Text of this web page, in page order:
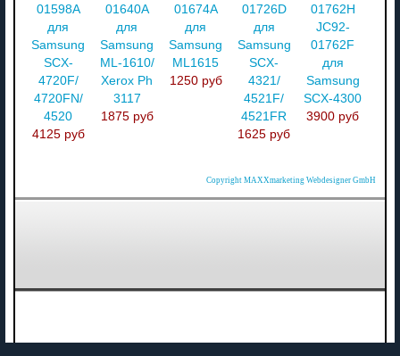
01598A
для
Samsung
SCX-
4720F/
4720FN/
4520
4125 руб
01640A
для
Samsung
ML-1610/
Xerox Ph
3117
1875 руб
01674A
для
Samsung
ML1615
1250 руб
01726D
для
Samsung
SCX-
4321/
4521F/
4521FR
1625 руб
01762H
JC92-
01762F
для
Samsung
SCX-4300
3900 руб
Copyright MAXXmarketing Webdesigner GmbH